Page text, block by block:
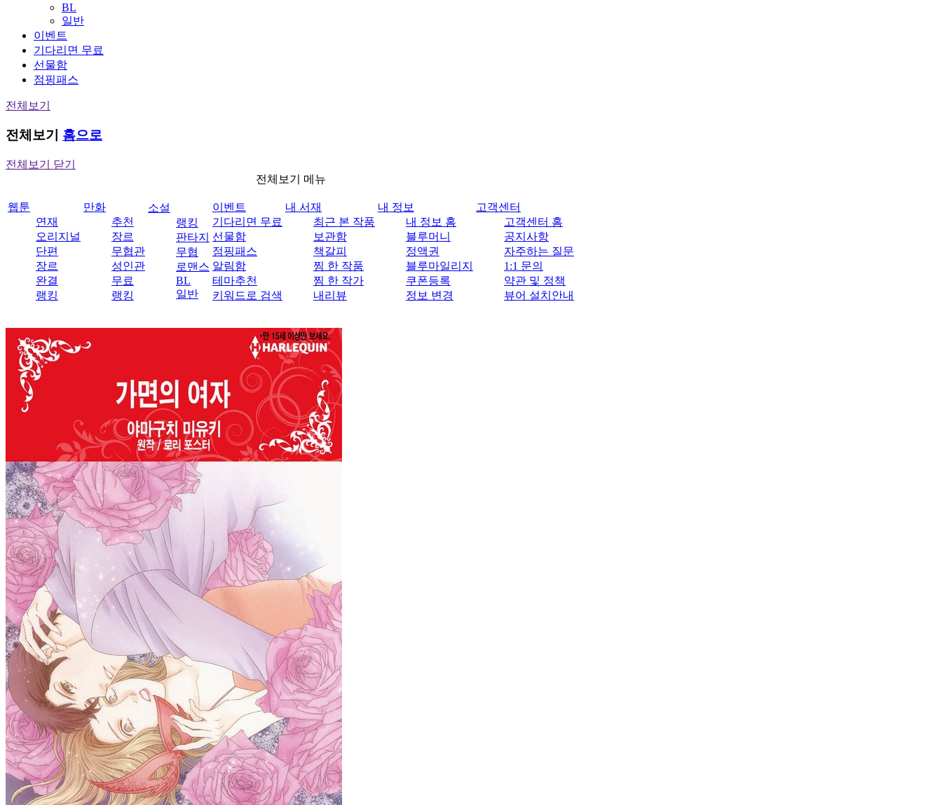
BL
일반
이벤트
기다리면 무료
선물함
점핑패스
전체보기
전체보기 홈으로
전체보기 닫기
전체보기 메뉴
웹툰
연재
오리지널
단편
장르
완결
랭킹
만화
추천
장르
무협관
성인관
무료
랭킹
소설
랭킹
판타지
무협
로맨스
BL
일반
이벤트
기다리면 무료
선물함
점핑패스
알림함
테마추천
키워드로 검색
내 서재
최근 본 작품
보관함
책갈피
찜 한 작품
찜 한 작가
내리뷰
내 정보
내 정보 홈
블루머니
정액권
블루마일리지
쿠폰등록
정보 변경
고객센터
고객센터 홈
공지사항
자주하는 질문
1:1 문의
약관 및 정책
뷰어 설치안내